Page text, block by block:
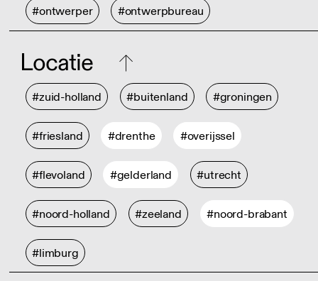
#ontwerper #ontwerpbureau
Locatie
#zuid-holland #buitenland #groningen
#friesland #drenthe #overijssel
#flevoland #gelderland #utrecht
#noord-holland #zeeland #noord-brabant
#limburg